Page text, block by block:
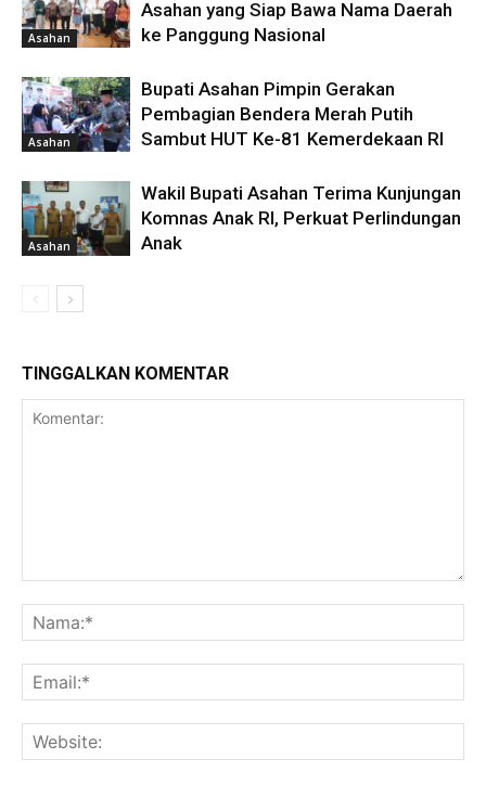
Asahan
Asahan yang Siap Bawa Nama Daerah
ke Panggung Nasional
Asahan
Bupati Asahan Pimpin Gerakan
Pembagian Bendera Merah Putih
Sambut HUT Ke-81 Kemerdekaan RI
Asahan
Wakil Bupati Asahan Terima Kunjungan
Komnas Anak RI, Perkuat Perlindungan
Anak
TINGGALKAN KOMENTAR